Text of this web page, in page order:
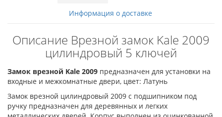
Информация о доставке
Описание Врезной замок Kale 2009
цилиндровый 5 ключей
Замок врезной Kale 2009 предназначен для установки на
входные и межкомнатные двери, цвет: Латунь
Замок врезной цилиндровый 2009 с подшипником под
ручку предназначен для деревянных и легких